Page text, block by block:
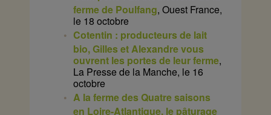
ferme de Poulfang, Ouest France,
le 18 octobre
Cotentin : producteurs de lait
bio, Gilles et Alexandre vous
ouvrent les portes de leur ferme,
La Presse de la Manche, le 16
octobre
A la ferme des Quatre saisons
en Loire-Atlantique, le pâturage